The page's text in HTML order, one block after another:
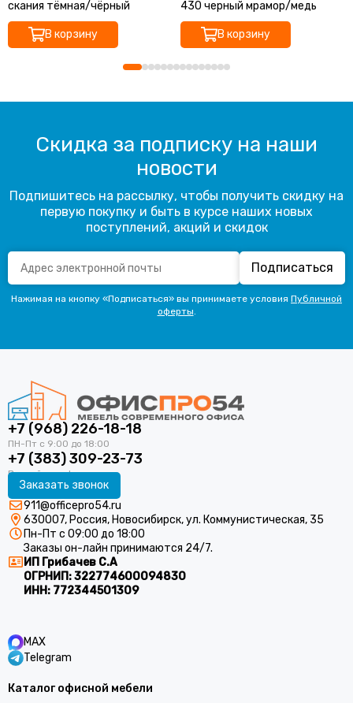
скания тёмная/чёрный
В корзину
430 черный мрамор/медь
В корзину
Скидка за подписку на наши
новости
Подпишитесь на рассылку, чтобы получить скидку на
первую покупку и быть в курсе наших новых
поступлений, акций и скидок
Подписаться
Нажимая на кнопку «Подписаться» вы принимаете условия Публичной
оферты.
+7 (968) 226-18-18
+7 (383) 309-23-73
Заказать звонок
911@officepro54.ru
630007, Россия, Новосибирск, ул. Коммунистическая, 35
Пн-Пт с 09:00 до 18:00
Заказы он-лайн принимаются 24/7.
ИП Грибачев С.А
ОГРНИП:322774600094830
ИНН: 772344501309
MAX
Telegram
Каталог офисной мебели